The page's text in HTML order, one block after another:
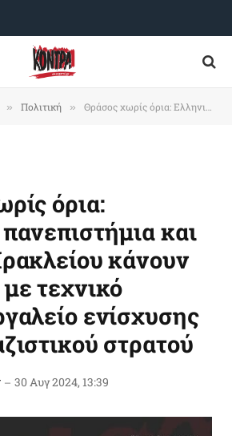
» Πολιτική » Θράσος χωρίς όρια: Ελληνικά πανεπιστήμια και ο δήμος Ηρακλείου κάνουν συμπόσιο με τεχνικό ίδρυμα-εργαλείο ενίσχυσης του σιωναζιστικού στρατού
όρια:
και
κάνουν
τεχνικό
ενίσχυσης
στρατού
30 Αυγ 2024, 13:39